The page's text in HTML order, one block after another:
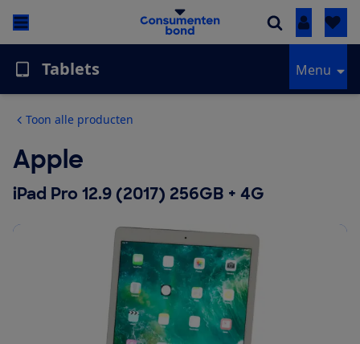
Inloggen
Tablets Menu
Toon alle producten
Apple
iPad Pro 12.9 (2017) 256GB + 4G